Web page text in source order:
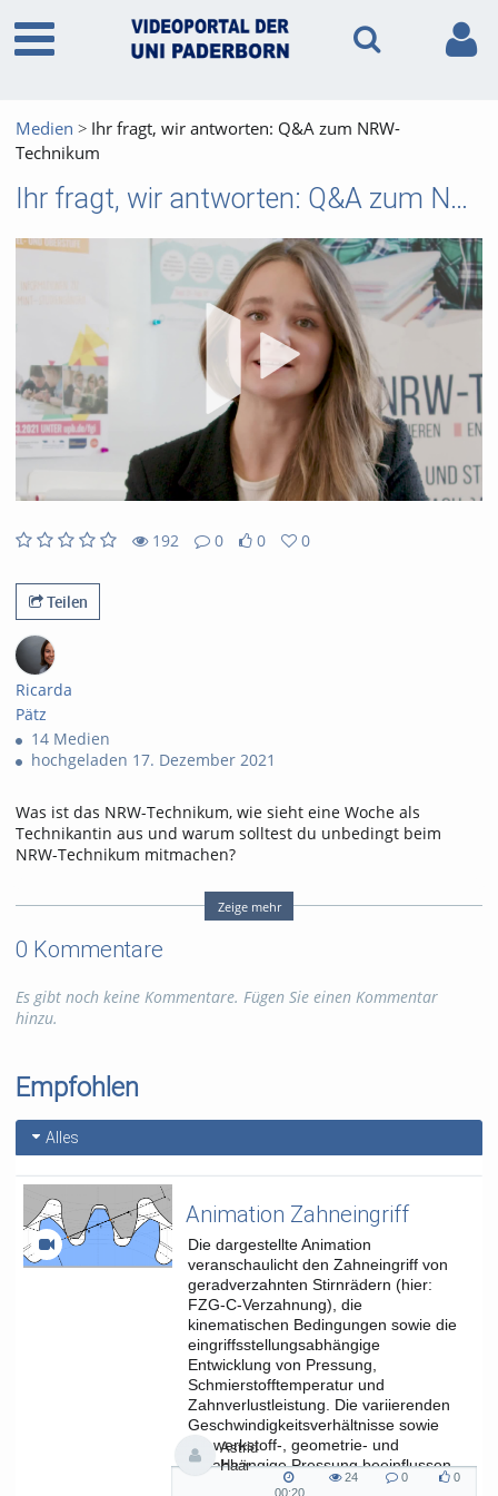
Medien
Ihr fragt, wir antworten: Q&A zum NRW-
Technikum
Ihr fragt, wir antworten: Q&A zum NRW-Technikum
192
views
0
Kommentare
0
likes
0
favorites
Teilen
Ricarda
Pätz
14 Medien
hochgeladen 17. Dezember 2021
Was ist das NRW-Technikum, wie sieht eine Woche als
Technikantin aus und warum solltest du unbedingt beim
NRW-Technikum mitmachen?
Diese Fragen und noch viel mehr beantworten wir euch in
unserem neuen Q&A zum Berufs- und
begeisterte junge Frauen.
Tags: nrw-technikum
Zeige mehr
0 Kommentare
Es gibt noch keine Kommentare. Fügen Sie einen Kommentar
hinzu.
Empfohlen
Alles
Animation Zahneingriff
Die dargestellte Animation
veranschaulicht den Zahneingriff von
geradverzahnten Stirnrädern (hier:
FZG-C-Verzahnung), die
kinematischen Bedingungen sowie die
eingriffsstellungsabhängige
Entwicklung von Pressung,
Schmierstofftemperatur und
Zahnverlustleistung. Die variierenden
Geschwindigkeitsverhältnisse sowie
die werkstoff-, geometrie- und
lastabhängige Pressung beeinflussen
Astrid
Haar
00:20
24
0
0